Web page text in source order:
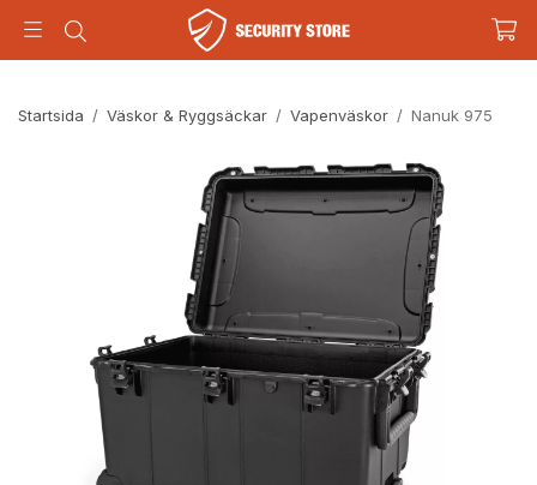
Startsida / Väskor & Ryggsäckar / Vapenväskor / Nanuk 975